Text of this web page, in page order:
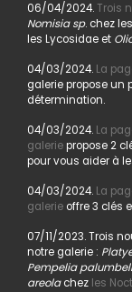
06/04/2024.Trois
Nomisia sp. chez
les Lycosidae et
04/03/2024. La
galerie propose un
détermination.
04/03/2024. La
galeriepropose 2
pour vous aider à
04/03/2024. La
galerieoffre 3 clés
07/11/2023. Trois
notre galerie :
Pempelia
areolachez les